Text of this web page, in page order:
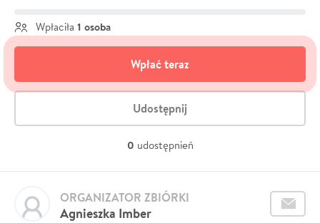
Wpłaciła 1 osoba
Wpłać teraz
Udostępnij
0 udostępnień
Agnieszka Imber
ORGANIZATOR ZBIÓRKI